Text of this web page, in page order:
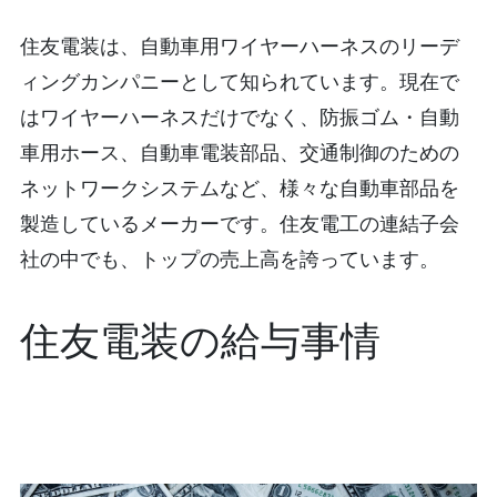
住友電装は、自動車用ワイヤーハーネスのリーデ
ィングカンパニーとして知られています。現在で
はワイヤーハーネスだけでなく、防振ゴム・自動
車用ホース、自動車電装部品、交通制御のための
ネットワークシステムなど、様々な自動車部品を
製造しているメーカーです。住友電工の連結子会
社の中でも、トップの売上高を誇っています。
住友電装の給与事情